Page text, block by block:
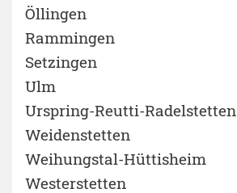
Öllingen
Rammingen
Setzingen
Ulm
Urspring-Reutti-Radelstetten
Weidenstetten
Weihungstal-Hüttisheim
Westerstetten